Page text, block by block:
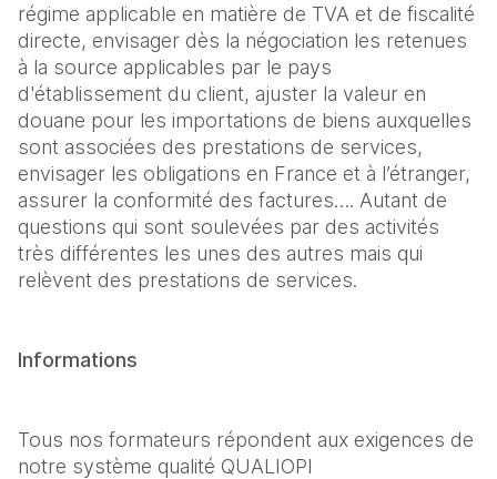
régime applicable en matière de TVA et de fiscalité
directe, envisager dès la négociation les retenues
à la source applicables par le pays
d'établissement du client, ajuster la valeur en
douane pour les importations de biens auxquelles
sont associées des prestations de services,
envisager les obligations en France et à l’étranger,
assurer la conformité des factures…. Autant de
questions qui sont soulevées par des activités
très différentes les unes des autres mais qui
relèvent des prestations de services.
Informations
Tous nos formateurs répondent aux exigences de
notre système qualité QUALIOPI